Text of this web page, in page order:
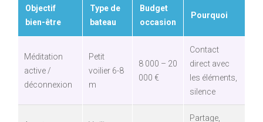
Objectif
bien-être
Type de
bateau
Budget
occasion
Pourquoi
Méditation
active /
déconnexion
Petit
voilier 6-8
m
8 000 – 20
000 €
Contact
direct avec
les éléments,
silence
Partage,